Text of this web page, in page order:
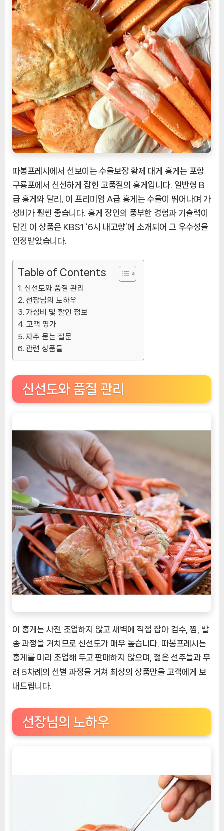
시
수
율
보
장
황
제
대
게
홍
게
포
항
발
송
[EatingNOW
ㅣ
추
상
따봉프레시에서 선보이는 수율보장 황제 대게 홍게는 포항
구룡포에서 신선하게 잡힌 고품질의 홍게입니다. 일반형 B
급 홍게와 달리, 이 프리미엄 A급 홍게는 수율이 뛰어나며 가
성비가 훨씬 좋습니다. 홍게 장인의 풍부한 경험과 기술력이
담긴 이 상품은 KBS1 ‘6시 내고향’에 소개되어 그 우수성을
인정받았습니다.
Table of Contents
신선도와 품질 관리
선장님의 노하우
가성비 및 할인 정보
고객 평가
자주 묻는 질문
관련 상품들
신선도와 품질 관리
이 홍게는 사전 조업하지 않고 새벽에 직접 잡아 검수, 찜, 발
송 과정을 거치므로 신선도가 매우 높습니다. 따봉프레시는
홍게를 미리 조업해 두고 판매하지 않으며, 젊은 선주들과 무
려 5차례의 선별 과정을 거쳐 최상의 상품만을 고객에게 보
내드립니다.
선장님의 노하우